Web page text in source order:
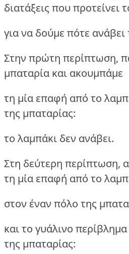
διατάξεις που προτείνει
για να δούμε πότε ανάβει
Στην πρώτη περίπτωση,
μπαταρία και ακουμπάμε
τη μία επαφή από το
της μπαταρίας:
το λαμπάκι δεν ανάβει.
Στη δεύτερη περίπτωση,
τη μία επαφή από το
στον έναν πόλο της
και το γυάλινο
της μπαταρίας: